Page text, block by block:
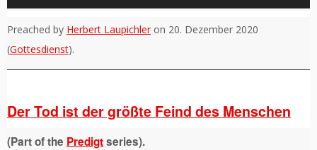
Player
Preached by Herbert Laupichleron 20. Dezember 2020
(Gottesdienst).
Der Tod ist der größte Feind des Menschen
(Part of the Predigtseries).